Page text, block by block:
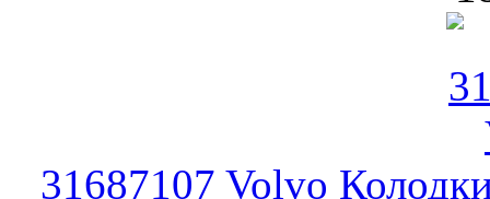
31687107 Volvo